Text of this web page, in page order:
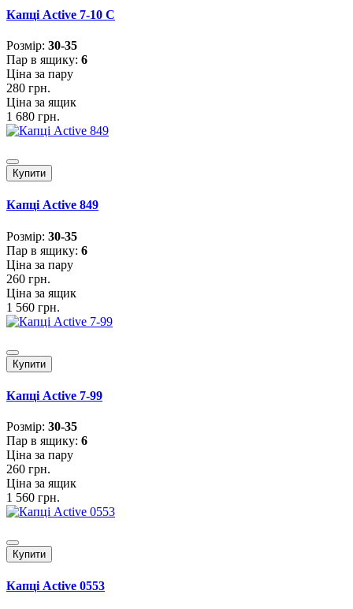
Капці Active 7-10 С
Розмiр: 30-35
Пар в ящику: 6
Ціна за пару
280 грн.
Ціна за ящик
1 680 грн.
Купити
Капці Active 849
Розмiр: 30-35
Пар в ящику: 6
Ціна за пару
260 грн.
Ціна за ящик
1 560 грн.
Купити
Капці Active 7-99
Розмiр: 30-35
Пар в ящику: 6
Ціна за пару
260 грн.
Ціна за ящик
1 560 грн.
Купити
Капці Active 0553